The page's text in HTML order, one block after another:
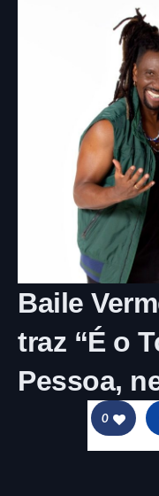
Baile
traz “É o
Pessoa,
0